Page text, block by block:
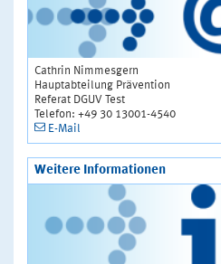
Cathrin Nimmesgern
Hauptabteilung Prävention
Referat DGUV Test
Telefon: +49 30 13001-4540
E-Mail
Weitere Informationen